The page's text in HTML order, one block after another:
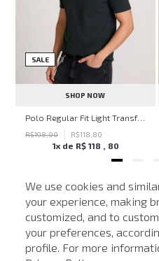
We use cookies and
your experience, making
customized, and to
your preferences,
profile. For more
SALE
SHOP NOW
Polo Regular Fit Light Transfer Verde Escuro John John Masculina
R$198,00 R$118 80
1x de R$ 118 , 80
NEWSLETTER
Cadastre seu e-mail para